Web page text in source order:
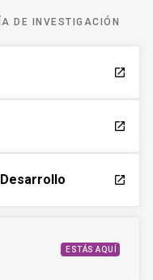
DE INVESTIGACIÓN
launch
launch
launch
ESTÁS AQUÍ